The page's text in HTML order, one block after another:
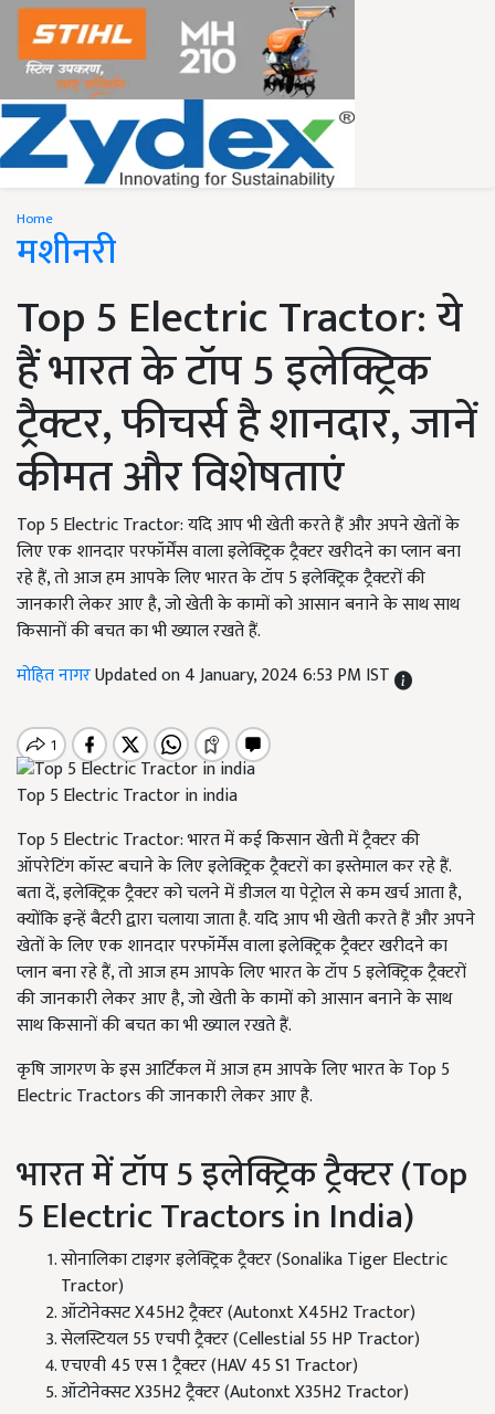
Home
मशीनरी
Top 5 Electric Tractor: ये
हैं भारत के टॉप 5 इलेक्ट्रिक
ट्रैक्टर, फीचर्स है शानदार, जानें
कीमत और विशेषताएं
Top 5 Electric Tractor: यदि आप भी खेती करते हैं और अपने खेतों के
लिए एक शानदार परफॉर्मेंस वाला इलेक्ट्रिक ट्रैक्टर खरीदने का प्लान बना
रहे हैं, तो आज हम आपके लिए भारत के टॉप 5 इलेक्ट्रिक ट्रैक्टरों की
जानकारी लेकर आए है, जो खेती के कामों को आसान बनाने के साथ साथ
किसानों की बचत का भी ख्याल रखते हैं.
मोहित नागरUpdated on 4 January, 2024 6:53 PM IST
Top 5 Electric Tractor in india
Top 5 Electric Tractor: भारत में कई किसान खेती में ट्रैक्टर की
ऑपरेटिंग कॉस्ट बचाने के लिए इलेक्ट्रिक ट्रैक्टरों का इस्तेमाल कर रहे हैं.
बता दें, इलेक्ट्रिक ट्रैक्टर को चलने में डीजल या पेट्रोल से कम खर्च आता है,
क्योंकि इन्हें बैटरी द्वारा चलाया जाता है. यदि आप भी खेती करते हैं और अपने
खेतों के लिए एक शानदार परफॉर्मेंस वाला इलेक्ट्रिक ट्रैक्टर खरीदने का
प्लान बना रहे हैं, तो आज हम आपके लिए भारत के टॉप 5 इलेक्ट्रिक ट्रैक्टरों
की जानकारी लेकर आए है, जो खेती के कामों को आसान बनाने के साथ
साथ किसानों की बचत का भी ख्याल रखते हैं.
कृषि जागरण के इस आर्टिकल में आज हम आपके लिए भारत के Top 5
Electric Tractors की जानकारी लेकर आए है.
भारत में टॉप 5 इलेक्ट्रिक ट्रैक्टर (Top
5 Electric Tractors in India)
सोनालिका टाइगर इलेक्ट्रिक ट्रैक्टर (Sonalika Tiger Electric
Tractor)
ऑटोनेक्सट X45H2 ट्रैक्टर (Autonxt X45H2 Tractor)
सेलस्टियल 55 एचपी ट्रैक्टर (Cellestial 55 HP Tractor)
एचएवी 45 एस 1 ट्रैक्टर (HAV 45 S1 Tractor)
ऑटोनेक्सट X35H2 ट्रैक्टर (Autonxt X35H2 Tractor)